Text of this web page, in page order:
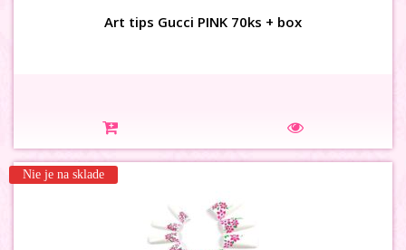
Art tips Gucci PINK 70ks + box
Nie je na sklade